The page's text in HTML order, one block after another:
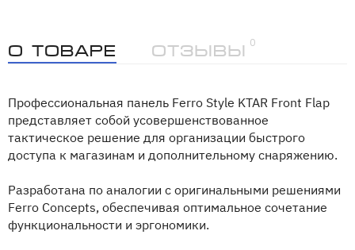
О товаре Отзывы
0
Профессиональная панель Ferro Style KTAR Front Flap
представляет собой усовершенствованное
тактическое решение для организации быстрого
доступа к магазинам и дополнительному снаряжению.
Разработана по аналогии с оригинальными решениями
Ferro Concepts, обеспечивая оптимальное сочетание
функциональности и эргономики.